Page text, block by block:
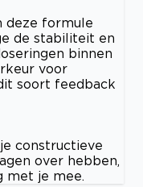
deze formule
de stabiliteit en
binnen
voor
soort feedback
constructieve
over hebben,
met je mee.